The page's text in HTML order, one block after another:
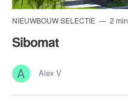
NIEUWBOUW SELECTIE 2 min
Sibomat
Alex V